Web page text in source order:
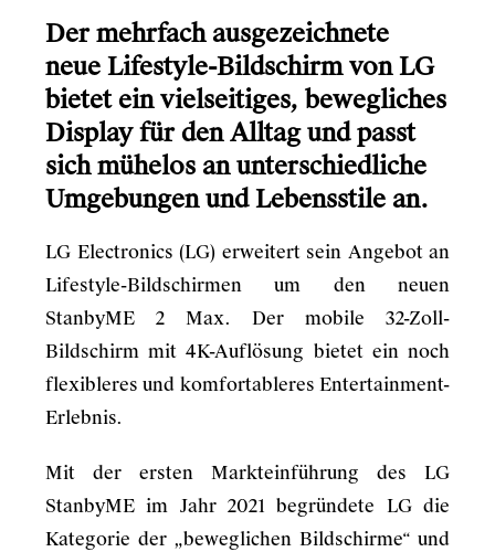
Der mehrfach ausgezeichnete
neue Lifestyle-Bildschirm von LG
bietet ein vielseitiges, bewegliches
Display für den Alltag und passt
sich mühelos an unterschiedliche
Umgebungen und Lebensstile an.
LG Electronics (LG) erweitert sein Angebot an
Lifestyle-Bildschirmen um den neuen
StanbyME 2 Max. Der mobile 32-Zoll-
Bildschirm mit 4K-Auflösung bietet ein noch
flexibleres und komfortableres Entertainment-
Erlebnis.
Mit der ersten Markteinführung des LG
StanbyME im Jahr 2021 begründete LG die
Kategorie der „beweglichen Bildschirme“ und